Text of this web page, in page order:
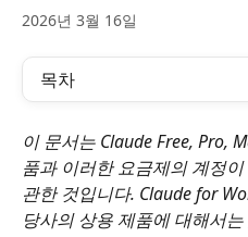
2026년 3월 16일
목차
이 문서는 Claude Free, Pro,
품과 이러한 요금제의 계정
관한 것입니다. Claude for
당사의 상용 제품에 대해서는